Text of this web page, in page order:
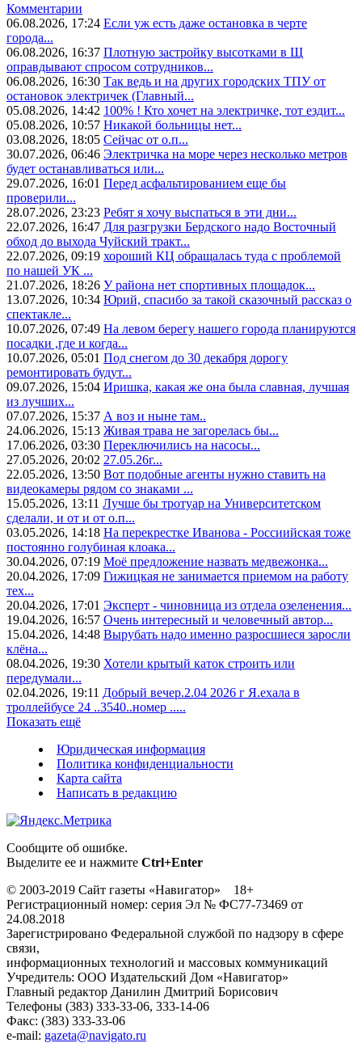
Комментарии
06.08.2026, 17:24 Если уж есть даже остановка в черте
города...
06.08.2026, 16:37 Плотную застройку высотками в Щ
оправдывают спросом сотрудников...
06.08.2026, 16:30 Так ведь и на других городских ТПУ от
остановок электричек (Главный...
05.08.2026, 14:42 100% ! Кто хочет на электричке, тот ездит...
05.08.2026, 10:57 Никакой больницы нет...
03.08.2026, 18:05 Сейчас от о.п...
30.07.2026, 06:46 Электричка на море через несколько метров
будет останавливаться или...
29.07.2026, 16:01 Перед асфальтированием еще бы
проверили...
28.07.2026, 23:23 Ребят я хочу выспаться в эти дни...
22.07.2026, 16:47 Для разгрузки Бердского надо Восточный
обход до выхода Чуйский тракт...
22.07.2026, 09:19 хороший КЦ обращалась туда с проблемой
по нашей УК ...
21.07.2026, 18:26 У района нет спортивных площадок...
13.07.2026, 10:34 Юрий, спасибо за такой сказочный рассказ о
спектакле...
10.07.2026, 07:49 На левом берегу нашего города планируются
посадки ,где и когда...
10.07.2026, 05:01 Под снегом до 30 декабря дорогу
ремонтировать будут...
09.07.2026, 15:04 Иришка, какая же она была славная, лучшая
из лучших...
07.07.2026, 15:37 А воз и ныне там..
24.06.2026, 15:13 Живая трава не загорелась бы...
17.06.2026, 03:30 Переключились на насосы...
27.05.2026, 20:02 27.05.26г...
22.05.2026, 13:50 Вот подобные агенты нужно ставить на
видеокамеры рядом со знаками ...
15.05.2026, 13:11 Лучше бы тротуар на Университетском
сделали, и от и от о.п...
03.05.2026, 14:18 На перекрестке Иванова - Россиийская тоже
постоянно голубиная клоака...
30.04.2026, 07:19 Моё предложение назвать медвежонка...
20.04.2026, 17:09 Гижицкая не занимается приемом на работу
тех...
20.04.2026, 17:01 Эксперт - чиновница из отдела озеленения...
19.04.2026, 16:57 Очень интересный и человечный автор...
15.04.2026, 14:48 Вырубать надо именно разросшиеся заросли
клёна...
08.04.2026, 19:30 Хотели крытый каток строить или
передумали...
02.04.2026, 19:11 Добрый вечер.2.04 2026 г Я.ехала в
троллейбусе 24 ..3540..номер .....
Показать ещё
Юридическая информация
Политика конфиденциальности
Карта сайта
Написать в редакцию
Сообщите об ошибке.
Выделите ее и нажмите Ctrl+Enter
© 2003-2019 Сайт газеты «Навигатор» 18+
Регистрационный номер: серия Эл № ФС77-73469 от
24.08.2018
Зарегистрировано Федеральной службой по надзору в сфере
связи,
информационных технологий и массовых коммуникаций
Учредитель: ООО Издательский Дом «Навигатор»
Главный редактор Данилин Дмитрий Борисович
Телефоны (383) 333-33-06, 333-14-06
Факс: (383) 333-33-06
e-mail: gazeta@navigato.ru